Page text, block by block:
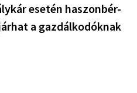
post:
esetén haszonbér-
a gazdálkodóknak